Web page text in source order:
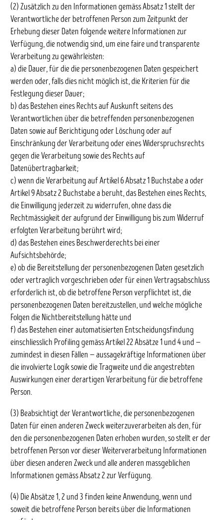
(2) Zusätzlich zu den Informationen gemäss Absatz 1 stellt der
Verantwortliche der betroffenen Person zum Zeitpunkt der
Erhebung dieser Daten folgende weitere Informationen zur
Verfügung, die notwendig sind, um eine faire und transparente
Verarbeitung zu gewährleisten:
a) die Dauer, für die die personenbezogenen Daten gespeichert
werden oder, falls dies nicht möglich ist, die Kriterien für die
Festlegung dieser Dauer;
b) das Bestehen eines Rechts auf Auskunft seitens des
Verantwortlichen über die betreffenden personenbezogenen
Daten sowie auf Berichtigung oder Löschung oder auf
Einschränkung der Verarbeitung oder eines Widerspruchsrechts
gegen die Verarbeitung sowie des Rechts auf
Datenübertragbarkeit;
c) wenn die Verarbeitung auf Artikel 6 Absatz 1 Buchstabe a oder
Artikel 9 Absatz 2 Buchstabe a beruht, das Bestehen eines Rechts,
die Einwilligung jederzeit zu widerrufen, ohne dass die
Rechtmässigkeit der aufgrund der Einwilligung bis zum Widerruf
erfolgten Verarbeitung berührt wird;
d) das Bestehen eines Beschwerderechts bei einer
Aufsichtsbehörde;
e) ob die Bereitstellung der personenbezogenen Daten gesetzlich
oder vertraglich vorgeschrieben oder für einen Vertragsabschluss
erforderlich ist, ob die betroffene Person verpflichtet ist, die
personenbezogenen Daten bereitzustellen, und welche mögliche
Folgen die Nichtbereitstellung hätte und
f) das Bestehen einer automatisierten Entscheidungsfindung
einschliesslich Profiling gemäss Artikel 22 Absätze 1 und 4 und —
zumindest in diesen Fällen — aussagekräftige Informationen über
die involvierte Logik sowie die Tragweite und die angestrebten
Auswirkungen einer derartigen Verarbeitung für die betroffene
Person.
(3) Beabsichtigt der Verantwortliche, die personenbezogenen
Daten für einen anderen Zweck weiterzuverarbeiten als den, für
den die personenbezogenen Daten erhoben wurden, so stellt er der
betroffenen Person vor dieser Weiterverarbeitung Informationen
über diesen anderen Zweck und alle anderen massgeblichen
Informationen gemäss Absatz 2 zur Verfügung.
(4) Die Absätze 1, 2 und 3 finden keine Anwendung, wenn und
soweit die betroffene Person bereits über die Informationen